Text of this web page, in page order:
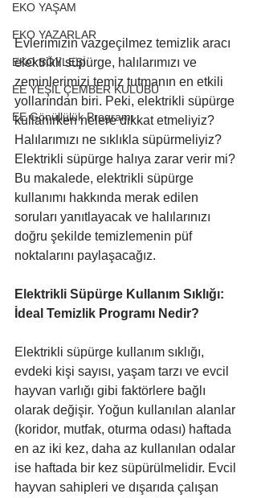
EKO YAŞAM
EKO YAZARLAR
EKO SÖYLEŞİ
EE YEŞİL ÇEMBER KULÜBÜ
EE Gönüllülük Programı
Evlerimizin vazgeçilmez temizlik aracı
elektrikli süpürge, halılarımızı ve
zeminlerimizi temiz tutmanın en etkili
yollarından biri. Peki, elektrikli süpürge
kullanırken nelere dikkat etmeliyiz?
Halılarımızı ne sıklıkla süpürmeliyiz?
Elektrikli süpürge halıya zarar verir mi?
Bu makalede, elektrikli süpürge
kullanımı hakkında merak edilen
soruları yanıtlayacak ve halılarınızı
doğru şekilde temizlemenin püf
noktalarını paylaşacağız.
Elektrikli Süpürge Kullanım Sıklığı:
İdeal Temizlik Programı Nedir?
Elektrikli süpürge kullanım sıklığı,
evdeki kişi sayısı, yaşam tarzı ve evcil
hayvan varlığı gibi faktörlere bağlı
olarak değişir. Yoğun kullanılan alanlar
(koridor, mutfak, oturma odası) haftada
en az iki kez, daha az kullanılan odalar
ise haftada bir kez süpürülmelidir. Evcil
hayvan sahipleri ve dışarıda çalışan